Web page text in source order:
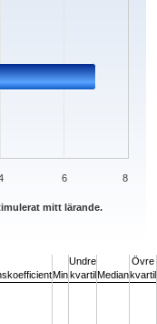
mitt lärande.
6 8
Min
Undre
kvartilMedian
Övre
kvartil